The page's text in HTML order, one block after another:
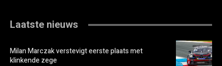
Laatste nieuws
Milan Marczak verstevigt eerste plaats met
klinkende zege